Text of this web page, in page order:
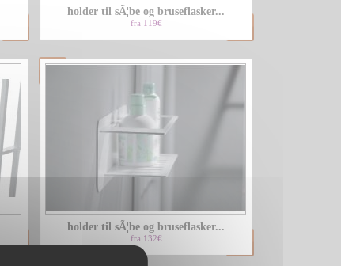
holder til sÃ¦be og bruseflasker...
fra 119€
holder til sÃ¦be og bruseflasker...
fra 132€